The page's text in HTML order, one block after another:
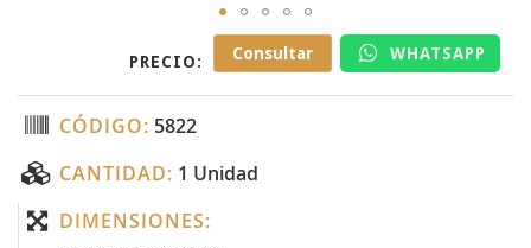
Consultar WHATSAPP
PRECIO:
CÓDIGO: 5822
CANTIDAD: 1 Unidad
DIMENSIONES:
beginning
of
the
images
gallery